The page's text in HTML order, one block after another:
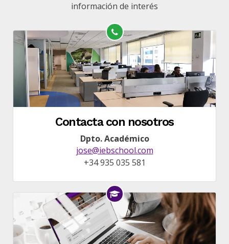
información de interés
Contacta con nosotros
Dpto. Académico
jose@iebschool.com
+34 935 035 581